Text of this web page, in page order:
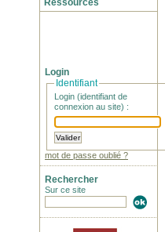
Ressources
Login
Identifiant
Login (identifiant de
connexion au site) :
mot de passe oublié ?
Rechercher
Sur ce site